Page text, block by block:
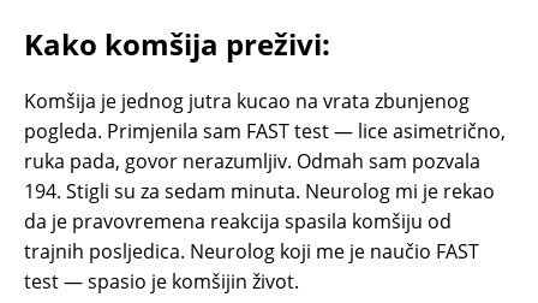
Kako komšija preživi:
Komšija je jednog jutra kucao na vrata zbunjenog
pogleda. Primjenila sam FAST test — lice asimetrično,
ruka pada, govor nerazumljiv. Odmah sam pozvala
194. Stigli su za sedam minuta. Neurolog mi je rekao
da je pravovremena reakcija spasila komšiju od
trajnih posljedica. Neurolog koji me je naučio FAST
test — spasio je komšijin život.